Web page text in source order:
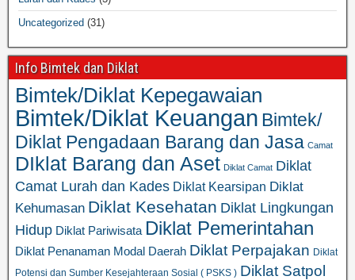
Uncategorized (31)
Info Bimtek dan Diklat
Bimtek/Diklat Kepegawaian
Bimtek/Diklat Keuangan Bimtek/
Diklat Pengadaan Barang dan Jasa Camat
DIklat Barang dan Aset Diklat Camat Diklat
Camat Lurah dan Kades Diklat Kearsipan Diklat
Kehumasan Diklat Kesehatan Diklat Lingkungan
Hidup Diklat Pariwisata Diklat Pemerintahan
Diklat Penanaman Modal Daerah Diklat Perpajakan Diklat
Potensi dan Sumber Kesejahteraan Sosial ( PSKS ) Diklat Satpol